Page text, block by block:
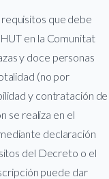
requisitos que debe
en la Comunitat
y doce personas
(no por
y contratación de
se realiza en el
declaración
del Decreto o el
puede dar